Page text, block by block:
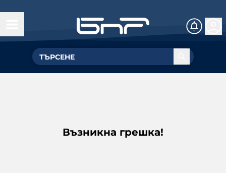
Възникна грешка!